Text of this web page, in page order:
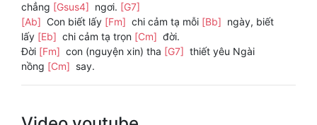
chẳng [Gsus4] ngơi. [G7]
[Ab] Con biết lấy [Fm] chi cảm tạ mỗi [Bb] ngày, biết
lấy [Eb] chi cảm tạ trọn [Cm] đời.
Đời [Fm] con (nguyện xin) tha [G7] thiết yêu Ngài
nồng [Cm] say.